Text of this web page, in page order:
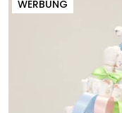
WERBUNG